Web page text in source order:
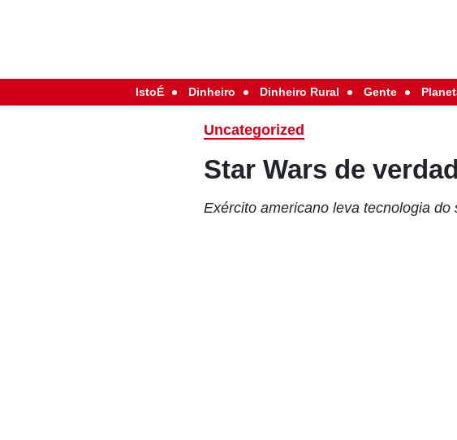
IstoÉ Dinheiro Dinheiro Rural Gente
Uncategorized
Star Wars de
Exército americano leva tecnologia